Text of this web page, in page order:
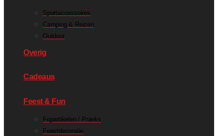
Sportaccessoires
Camping & Reizen
Outdoor
Overig
Cadeaus
Feest & Fun
Fopartikelen / Pranks
Feestdecoratie